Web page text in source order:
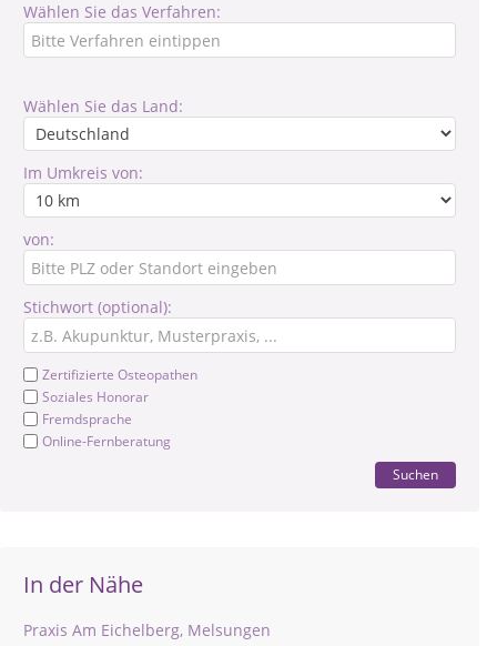
Wählen Sie das Verfahren:
Wählen Sie das Land:
Im Umkreis von:
von:
Stichwort (optional):
Zertifizierte Osteopathen
Soziales Honorar
Fremdsprache
Online-Fernberatung
Suchen
In der Nähe
Praxis Am Eichelberg, Melsungen